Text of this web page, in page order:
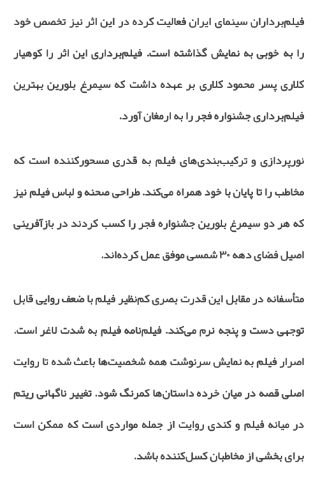
فیلم‌برداران سینمای ایران فعالیت کرده در این اثر نیز تخصص خود
را به خوبی به نمایش گذاشته است. فیلم‌برداری این اثر را کوهیار
کلاری پسر محمود کلاری بر عهده داشت که سیمرغ بلورین بهترین
فیلم‌برداری جشنواره فجر را به ارمغان آورد.
نورپردازی و ترکیب‌بندی‌های فیلم به قدری مسحورکننده است که
مخاطب را تا پایان با خود همراه می‌کند. طراحی صحنه و لباس فیلم نیز
که هر دو سیمرغ بلورین جشنواره فجر را کسب کردند در بازآفرینی
اصیل فضای دهه ۳۰ شمسی موفق عمل کرده‌اند.
متأسفانه در مقابل این قدرت بصری کم‌نظیر فیلم با ضعف روایی قابل
توجهی دست و پنجه نرم می‌کند. فیلم‌نامه فیلم به شدت لاغر است.
اصرار فیلم به نمایش سرنوشت همه شخصیت‌ها باعث شده تا روایت
اصلی قصه در میان خرده داستان‌ها کمرنگ شود. تغییر ناگهانی ریتم
در میانه فیلم و کندی روایت از جمله مواردی است که ممکن است
برای بخشی از مخاطبان کسل‌کننده باشد.